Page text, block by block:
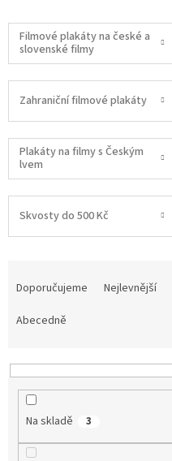
Filmové plakáty na české a
slovenské filmy
Zahraniční filmové plakáty
Plakáty na filmy s Českým
lvem
Skvosty do 500 Kč
p
Doporučujeme Nejlevnější
Abecedně
Na skladě 3